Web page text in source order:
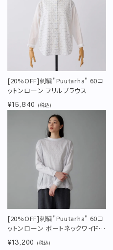
[20%OFF]刺繍"Puutarha" 60コ
ットンローン フリルブラウス
¥15,840 (税込)
[20%OFF]刺繍"Puutarha" 60コ
ットンローン ボートネックワイドカ
ットソードローストリング付き
¥13,200 (税込)